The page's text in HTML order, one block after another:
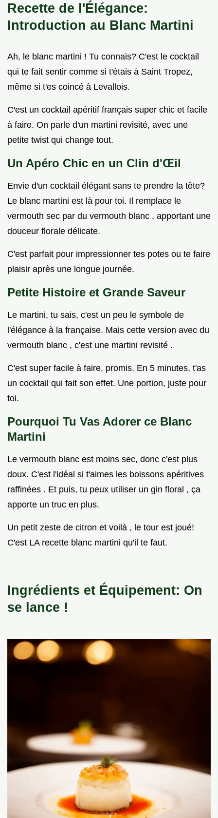
Recette de l'Élégance:
Introduction au Blanc Martini
Ah, le blanc martini ! Tu connais? C'est le cocktail
qui te fait sentir comme si t'étais à Saint Tropez,
même si t'es coincé à Levallois.
C'est un cocktail apéritif français super chic et facile
à faire. On parle d'un martini revisité, avec une
petite twist qui change tout.
Un Apéro Chic en un Clin d'Œil
Envie d'un cocktail élégant sans te prendre la tête?
Le blanc martini est là pour toi. Il remplace le
vermouth sec par du vermouth blanc , apportant une
douceur florale délicate.
C'est parfait pour impressionner tes potes ou te faire
plaisir après une longue journée.
Petite Histoire et Grande Saveur
Le martini, tu sais, c'est un peu le symbole de
l'élégance à la française. Mais cette version avec du
vermouth blanc , c'est une martini revisité .
C'est super facile à faire, promis. En 5 minutes, t'as
un cocktail qui fait son effet. Une portion, juste pour
toi.
Pourquoi Tu Vas Adorer ce Blanc
Martini
Le vermouth blanc est moins sec, donc c'est plus
doux. C'est l'idéal si t'aimes les boissons apéritives
raffinées . Et puis, tu peux utiliser un gin floral , ça
apporte un truc en plus.
Un petit zeste de citron et voilà , le tour est joué!
C'est LA recette blanc martini qu'il te faut.
Ingrédients et Équipement: On
se lance !